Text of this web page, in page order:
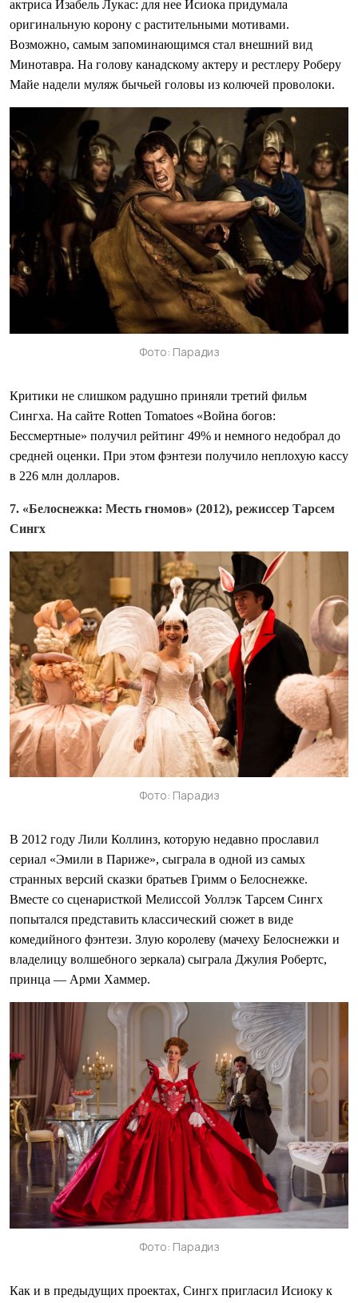
актриса Изабель Лукас: для нее Исиока придумала
оригинальную корону с растительными мотивами.
Возможно, самым запоминающимся стал внешний вид
Минотавра. На голову канадскому актеру и рестлеру Роберу
Майе надели муляж бычьей головы из колючей проволоки.
Фото: Парадиз
Критики не слишком радушно приняли третий фильм
Сингха. На сайте Rotten Tomatoes «Война богов:
Бессмертные» получил рейтинг 49% и немного недобрал до
средней оценки. При этом фэнтези получило неплохую кассу
в 226 млн долларов.
7. «Белоснежка: Месть гномов» (2012), режиссер Тарсем
Сингх
Фото: Парадиз
В 2012 году Лили Коллинз, которую недавно прославил
сериал «Эмили в Париже», сыграла в одной из самых
странных версий сказки братьев Гримм о Белоснежке.
Вместе со сценаристкой Мелиссой Уоллэк Тарсем Сингх
попытался представить классический сюжет в виде
комедийного фэнтези. Злую королеву (мачеху Белоснежки и
владелицу волшебного зеркала) сыграла Джулия Робертс,
принца — Арми Хаммер.
Фото: Парадиз
Как и в предыдущих проектах, Сингх пригласил Исиоку к